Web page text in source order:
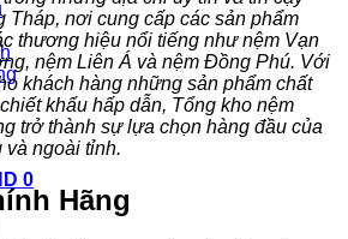
0
Tháp, nơi cung cấp các sản phẩm
thương hiệu nổi tiếng như nệm Vạn
nệm Liên Á và nệm Đồng Phú. Với
khách hàng những sản phẩm chất
khấu hấp dẫn, Tổng kho nệm
trở thành sự lựa chọn hàng đầu của
và ngoài tỉnh.
Hãng